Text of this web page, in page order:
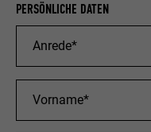
PERSÖNLICHE DATEN